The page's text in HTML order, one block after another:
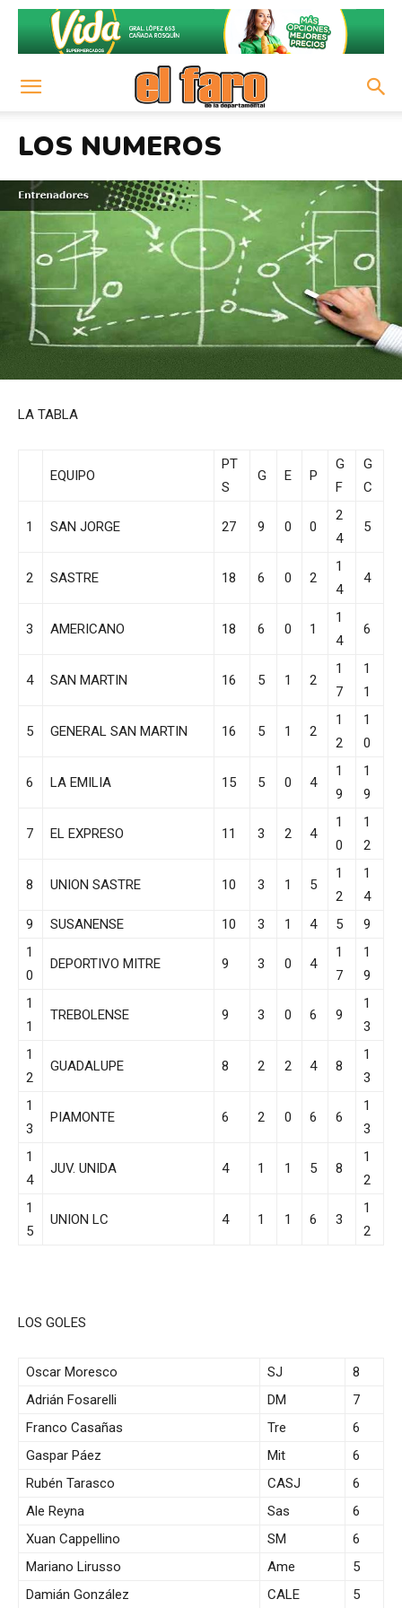
LOS NUMEROS
LA TABLA
EQUIPO
PT
S
G E P
G
F
G
C
1 SAN JORGE 27 9 0 0
2
4
5
2 SASTRE 18 6 0 2
1
4
4
3 AMERICANO 18 6 0 1
1
4
6
4 SAN MARTIN 16 5 1 2
1
7
1
1
5 GENERAL SAN MARTIN 16 5 1 2
1
2
1
0
6 LA EMILIA 15 5 0 4
1
9
1
9
7 EL EXPRESO 11 3 2 4
1
0
1
2
8 UNION SASTRE 10 3 1 5
1
2
1
4
9
SUSANENSE 10 3 1 4 5
9
1
0
DEPORTIVO MITRE 9 3 0 4
1
7
1
9
1
1
TREBOLENSE 9 3 0 6 9
1
3
1
2
GUADALUPE 8 2 2 4 8
1
3
1
3
PIAMONTE 6 2 0 6 6
1
3
1
4
JUV. UNIDA 4 1 1 5 8
1
2
1
5
UNION LC 4 1 1 6 3
1
2
LOS GOLES
Oscar Moresco SJ
8
Adrián Fosarelli
DM
7
Franco Casañas
Tre
6
Gaspar Páez
Mit
6
Rubén Tarasco
CASJ
6
Ale Reyna
Sas
6
Xuan Cappellino
SM
6
Mariano Lirusso
Ame
5
Damián González
CALE 5